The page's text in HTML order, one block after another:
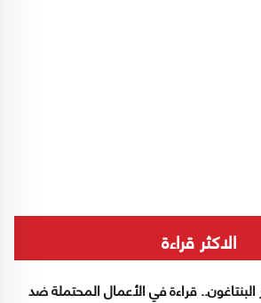
الاكثر قراءة
قراءة في الأعمال المحتملة ضد